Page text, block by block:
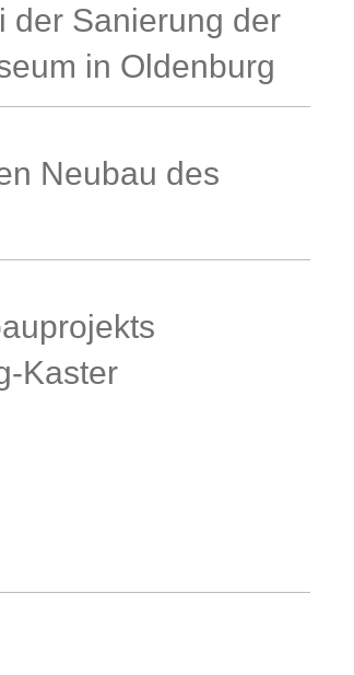
der Sanierung der
in Oldenburg
Neubau des
Kaster